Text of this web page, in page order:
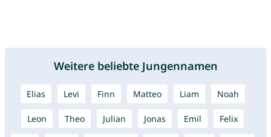
Weitere beliebte Jungennamen
Elias Levi Finn Matteo Liam Noah
Leon Theo Julian Jonas Emil Felix